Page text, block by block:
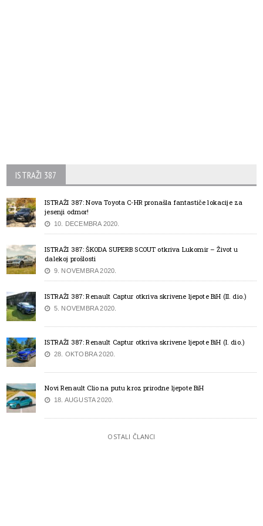
ISTRAŽI 387
ISTRAŽI 387: Nova Toyota C-HR pronašla fantastiče lokacije za
jesenji odmor!
10. DECEMBRA 2020.
ISTRAŽI 387: ŠKODA SUPERB SCOUT otkriva Lukomir – Život u
dalekoj prošlosti
9. NOVEMBRA 2020.
ISTRAŽI 387: Renault Captur otkriva skrivene ljepote BiH (II. dio.)
5. NOVEMBRA 2020.
ISTRAŽI 387: Renault Captur otkriva skrivene ljepote BiH (I. dio.)
28. OKTOBRA 2020.
Novi Renault Clio na putu kroz prirodne ljepote BiH
18. AUGUSTA 2020.
OSTALI ČLANCI